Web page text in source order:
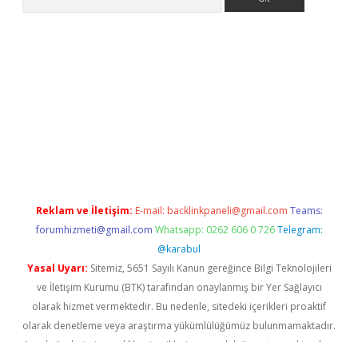
Reklam ve İletişim: E-mail: backlinkpaneli@gmail.com Teams:
forumhizmeti@gmail.com Whatsapp: 0262 606 0 726 Telegram:
@karabul
Yasal Uyarı: Sitemiz, 5651 Sayılı Kanun gereğince Bilgi Teknolojileri
ve İletişim Kurumu (BTK) tarafından onaylanmış bir Yer Sağlayıcı
olarak hizmet vermektedir. Bu nedenle, sitedeki içerikleri proaktif
olarak denetleme veya araştırma yükümlülüğümüz bulunmamaktadır.